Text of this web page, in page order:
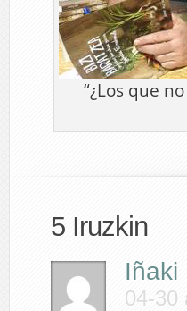
“¿Los que
5 Iruzkin
Iñaki
04-30